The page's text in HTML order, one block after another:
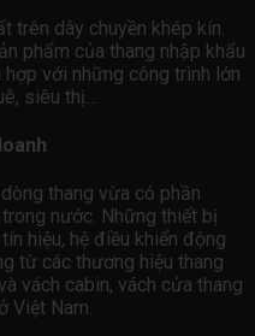
trên dây chuyền khép kín.
phẩm của thang nhập khẩu
với những công trình lớn
siêu thị…
thang vừa có phần
nước. Những thiết bị
hiệu, hệ điều khiển động
từ các thương hiệu thang
vách cabin, vách cửa thang
Việt Nam.